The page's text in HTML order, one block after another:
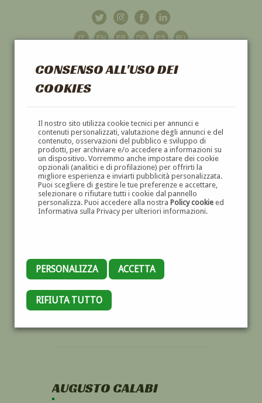
CONSENSO ALL'USO DEI
COOKIES
Il nostro sito utilizza cookie tecnici per annunci e
contenuti personalizzati, valutazione degli annunci e del
contenuto, osservazioni del pubblico e sviluppo di
prodotti, per archiviare e/o accedere a informazioni su
un dispositivo. Vorremmo anche impostare dei cookie
opzionali (analitici e di profilazione) per offrirti la
migliore esperienza e inviarti pubblicità personalizzata.
Puoi scegliere di gestire le tue preferenze e accettare,
selezionare o rifiutare tutti i cookie dal pannello
personalizza. Puoi accedere alla nostra Policy cookieed
Informativa sulla Privacy per ulteriori informazioni.
PERSONALIZZA ACCETTA
RIFIUTA TUTTO
GALLERIAD'ARTE
DIPINTI E SCULTURE '800 E '900
AUGUSTO CALABI